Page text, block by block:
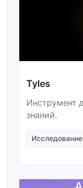
Tyles
Инструмент
знаний.
Исследование